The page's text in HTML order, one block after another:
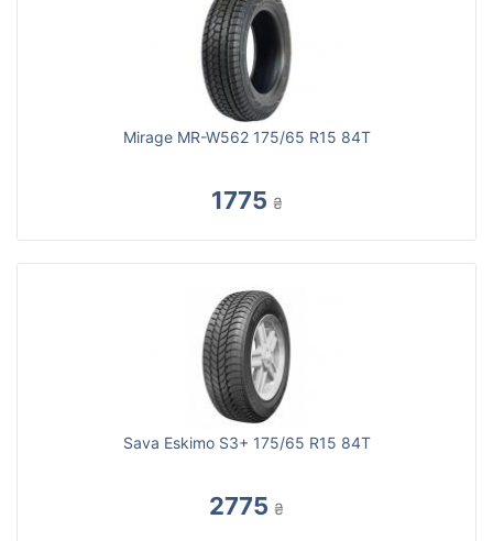
Mirage MR-W562 175/65 R15 84T
1775 ₴
Sava Eskimo S3+ 175/65 R15 84T
2775 ₴